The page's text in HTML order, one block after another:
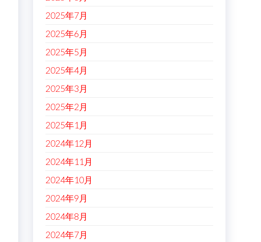
2025年7月
2025年6月
2025年5月
2025年4月
2025年3月
2025年2月
2025年1月
2024年12月
2024年11月
2024年10月
2024年9月
2024年8月
2024年7月